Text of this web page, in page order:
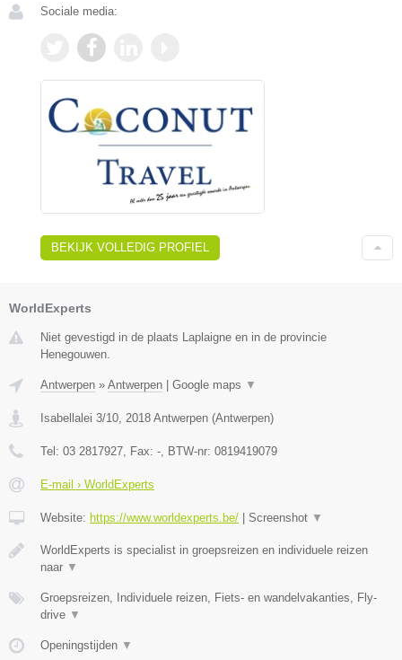
Sociale media:
BEKIJK VOLLEDIG PROFIEL
WorldExperts
Niet gevestigd in de plaats Laplaigne en in de provincie
Henegouwen.
Antwerpen » Antwerpen Google maps ▼
Isabellalei 3/10 2018 Antwerpen (Antwerpen)
Tel: 03 2817927 , Fax: - , BTW-nr: 0819419079
E-mail › WorldExperts
Website: https://www.worldexperts.be/ Screenshot ▼
WorldExperts is specialist in groepsreizen en individuele reizen
naar ▼
Groepsreizen, Individuele reizen, Fiets- en wandelvakanties, Fly-
drive ▼
Openingstijden ▼